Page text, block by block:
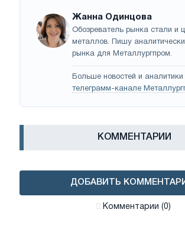
Жанна Одинцова
Обозреватель рынка стали и
металлов. Пишу
рынка для Металлургпром.
Больше новостей и аналитики
телеграмм-канале
КОММЕНТАРИИ
ДОБАВИТЬ
Комментарии (0)